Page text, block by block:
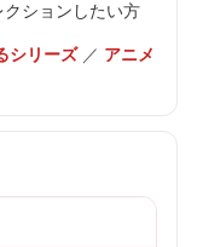
ションしたい方
シリーズ／ アニメ